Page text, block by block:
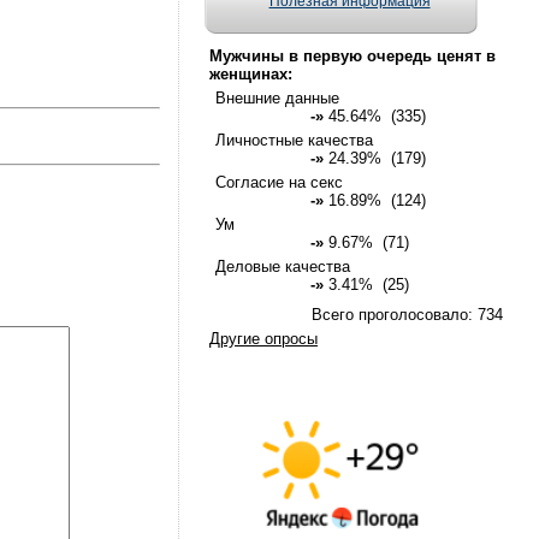
Мужчины в первую очередь ценят в
женщинах:
Внешние данные
-» 45.64% (335)
Личностные качества
-» 24.39% (179)
Согласие на секс
-» 16.89% (124)
Ум
-» 9.67% (71)
Деловые качества
-» 3.41% (25)
Всего проголосовало: 734
Другие опросы